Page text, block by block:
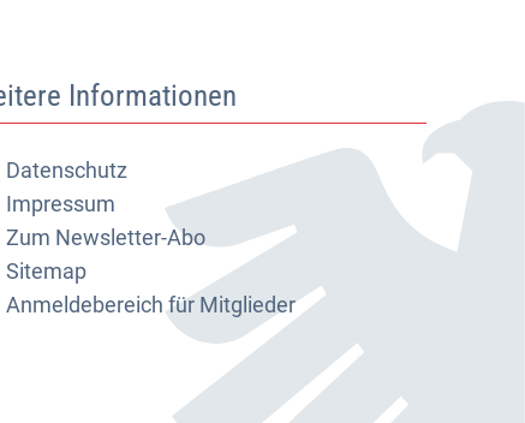
Informationen
Datenschutz
Impressum
Zum Newsletter-Abo
Sitemap
Anmeldebereich für Mitglieder